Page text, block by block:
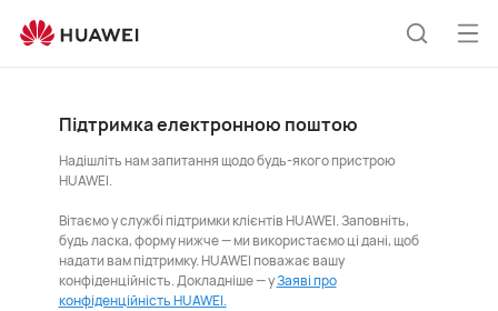
Підтримка електронною поштою
Надішліть нам запитання щодо будь-якого пристрою
HUAWEI.
Вітаємо у службі підтримки клієнтів HUAWEI. Заповніть,
будь ласка, форму нижче — ми використаємо ці дані, щоб
надати вам підтримку. HUAWEI поважає вашу
конфіденційність. Докладніше — уЗаяві про
конфіденційність HUAWEI.